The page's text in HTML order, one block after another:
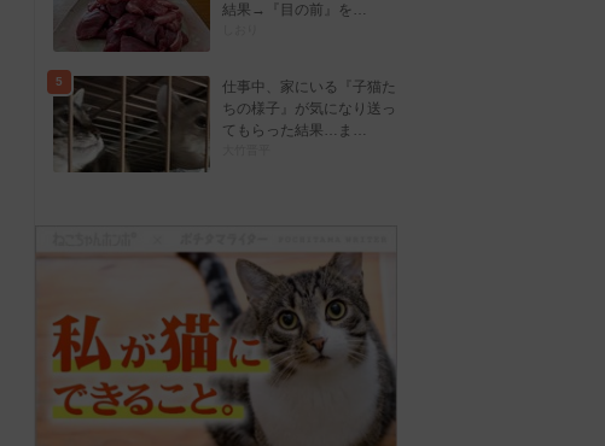
結果→『目の前』を…
5
仕事中、家にいる『子猫た
ちの様子』が気になり送っ
てもらった結果…ま…